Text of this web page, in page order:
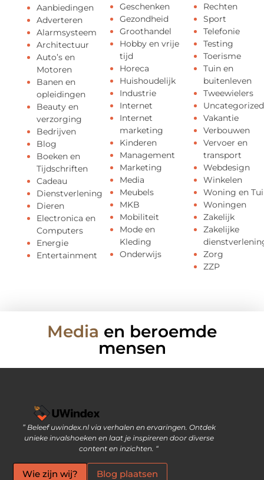
Aanbiedingen
Adverteren
Alarmsysteem
Architectuur
Auto’s en
Motoren
Banen en
opleidingen
Beauty en
verzorging
Bedrijven
Blog
Boeken en
Tijdschriften
Cadeau
Dienstverlening
Dieren
Electronica en
Computers
Energie
Entertainment
Geschenken
Gezondheid
Groothandel
Hobby en vrije
tijd
Horeca
Huishoudelijk
Industrie
Internet
Internet
marketing
Kinderen
Management
Marketing
Media
Meubels
MKB
Mobiliteit
Mode en
Kleding
Onderwijs
Rechten
Sport
Telefonie
Testing
Toerisme
Tuin en
buitenleven
Tweewielers
Uncategorized
Vakantie
Verbouwen
Vervoer en
transport
Webdesign
Winkelen
Woning en
Woningen
Zakelijk
Zakelijke
Zorg
ZZP
Media en beroemde
mensen
” Beleef uwindex.nl via verhalen en ervaringen. Ontdek
unieke invalshoeken en laat je inspireren door diverse
content en inzichten. “
Wie zijn wij? Blog plaatsen